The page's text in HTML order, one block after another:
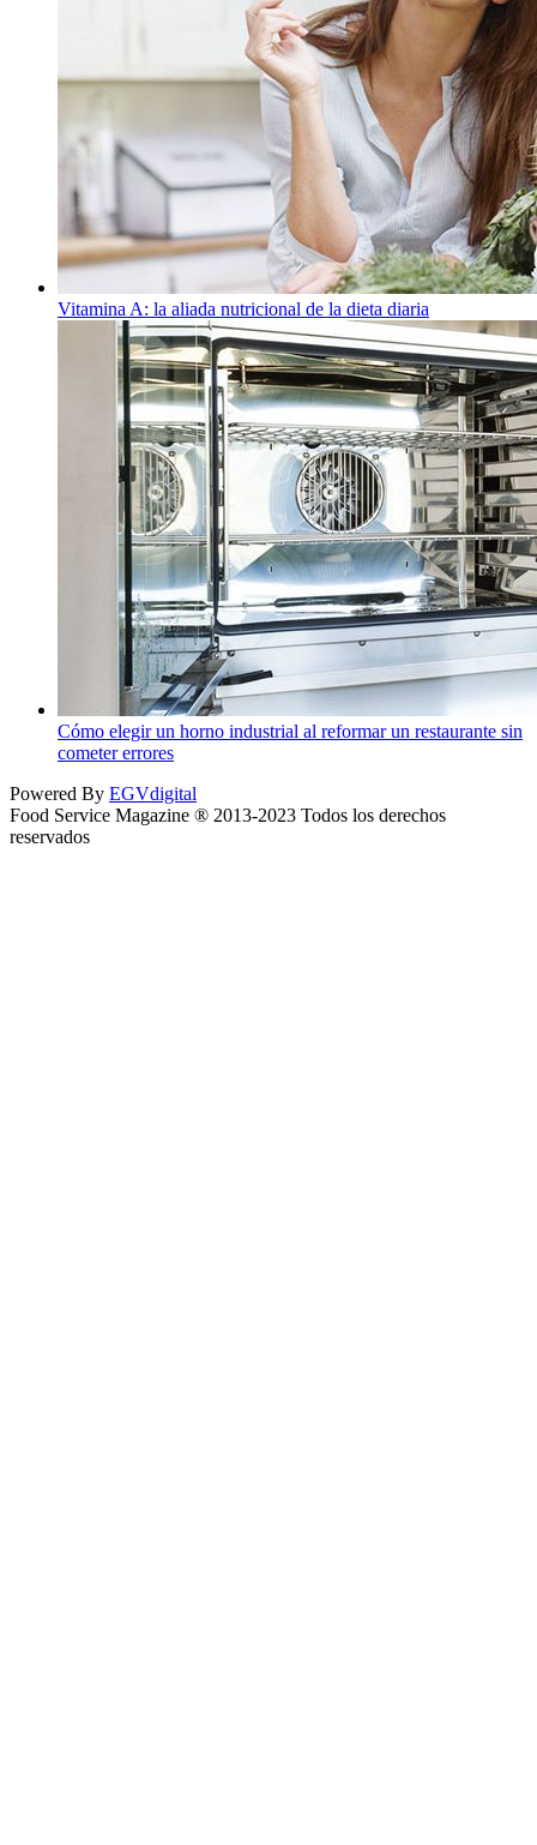
Vitamina A: la aliada nutricional de la dieta diaria
Cómo elegir un horno industrial al reformar un restaurante sin
cometer errores
Powered By EGVdigital
Food Service Magazine ® 2013-2023 Todos los derechos
reservados